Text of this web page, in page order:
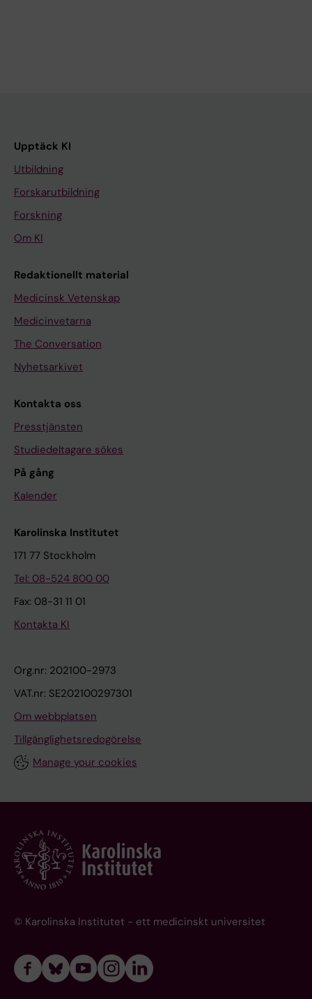
Upptäck KI
Utbildning
Forskarutbildning
Forskning
Om KI
Redaktionellt material
Medicinsk Vetenskap
Medicinvetarna
The Conversation
Nyhetsarkivet
Kontakta oss
Presstjänsten
Studiedeltagare sökes
På gång
Kalender
Karolinska Institutet
171 77 Stockholm
Tel: 08-524 800 00
Fax: 08-31 11 01
Kontakta KI
Org.nr: 202100-2973
VAT.nr: SE202100297301
Om webbplatsen
Tillgänglighetsredogörelse
Manage your cookies
© Karolinska Institutet - ett medicinskt universitet